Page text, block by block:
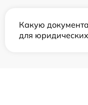
Какую
для